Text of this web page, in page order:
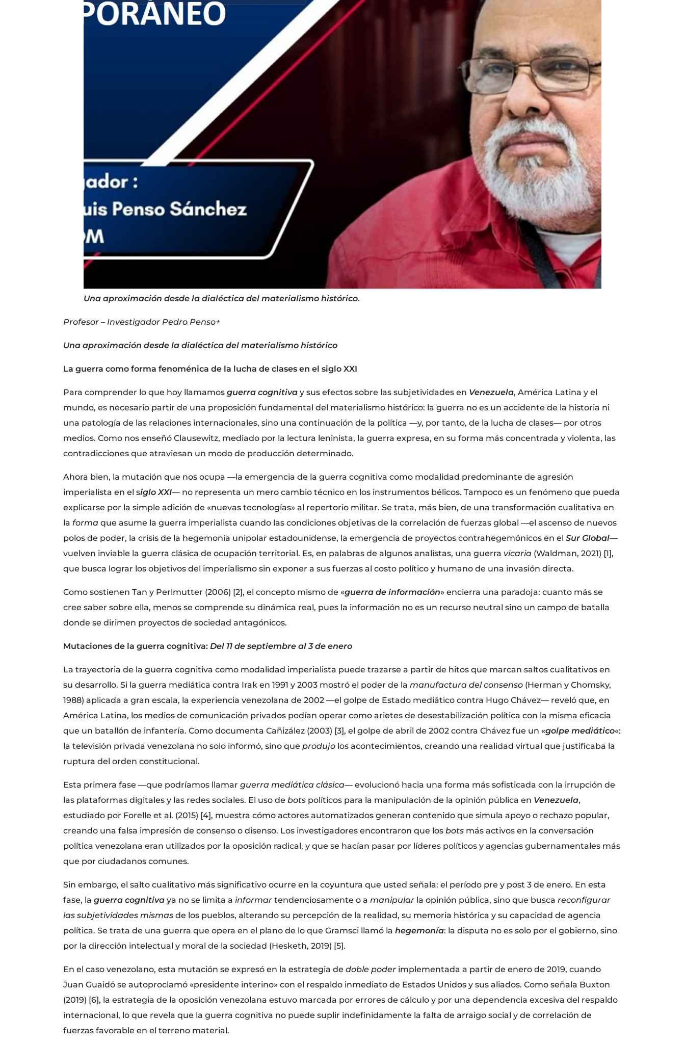
Una aproximación desde la dialéctica del materialismo histórico.
Profesor – Investigador Pedro Penso+
Una aproximación desde la dialéctica del materialismo histórico
La guerra como forma fenoménica de la lucha de clases en el siglo XXI
Para comprender lo que hoy llamamosguerra cognitiva y sus efectos sobre las subjetividades en Venezuela, América Latina y el
mundo, es necesario partir de una proposición fundamental del materialismo histórico: la guerra no es un accidente de la historia ni
una patología de las relaciones internacionales, sino una continuación de la política —y, por tanto, de la lucha de clases— por otros
medios. Como nos enseñó Clausewitz, mediado por la lectura leninista, la guerra expresa, en su forma más concentrada y violenta, las
contradicciones que atraviesan un modo de producción determinado.
Ahora bien, la mutación que nos ocupa —la emergencia de la guerra cognitiva como modalidad predominante de agresión
imperialista en el siglo XXI— no representa un mero cambio técnico en los instrumentos bélicos. Tampoco es un fenómeno que pueda
explicarse por la simple adición de «nuevas tecnologías» al repertorio militar. Se trata, más bien, de una transformación cualitativa en
la forma que asume la guerra imperialista cuando las condiciones objetivas de la correlación de fuerzas global —el ascenso de nuevos
polos de poder, la crisis de la hegemonía unipolar estadounidense, la emergencia de proyectos contrahegemónicos en elSur Global—
vuelven inviable la guerra clásica de ocupación territorial. Es, en palabras de algunos analistas, una guerra vicaria (Waldman, 2021) [1],
que busca lograr los objetivos del imperialismo sin exponer a sus fuerzas al costo político y humano de una invasión directa.
Como sostienen Tan y Perlmutter (2006) [2], el concepto mismo de «guerra de información» encierra una paradoja: cuanto más se
cree saber sobre ella, menos se comprende su dinámica real, pues la información no es un recurso neutral sino un campo de batalla
donde se dirimen proyectos de sociedad antagónicos.
Mutaciones de la guerra cognitiva:Del 11 de septiembre al 3 de enero
La trayectoria de la guerra cognitiva como modalidad imperialista puede trazarse a partir de hitos que marcan saltos cualitativos en
su desarrollo. Si la guerra mediática contra Irak en 1991 y 2003 mostró el poder de lamanufactura del consenso (Herman y Chomsky,
1988) aplicada a gran escala, la experiencia venezolana de 2002 —el golpe de Estado mediático contra Hugo Chávez— reveló que, en
América Latina, los medios de comunicación privados podían operar como arietes de desestabilización política con la misma eficacia
que un batallón de infantería. Como documenta Cañizález (2003) [3], el golpe de abril de 2002 contra Chávez fue un «golpe mediático«:
la televisión privada venezolana no solo informó, sino queprodujo los acontecimientos, creando una realidad virtual que justificaba la
ruptura del orden constitucional.
Esta primera fase —que podríamos llamarguerra mediática clásica— evolucionó hacia una forma más sofisticada con la irrupción de
las plataformas digitales y las redes sociales. El uso debots políticos para la manipulación de la opinión pública en Venezuela,
estudiado por Forelle et al. (2015) [4], muestra cómo actores automatizados generan contenido que simula apoyo o rechazo popular,
creando una falsa impresión de consenso o disenso. Los investigadores encontraron que losbots más activos en la conversación
política venezolana eran utilizados por la oposición radical, y que se hacían pasar por líderes políticos y agencias gubernamentales más
que por ciudadanos comunes.
Sin embargo, el salto cualitativo más significativo ocurre en la coyuntura que usted señala: el período pre y post 3 de enero. En esta
fase, laguerra cognitiva ya no se limita ainformar tendenciosamente o amanipular la opinión pública, sino que buscareconfigurar
las subjetividades mismas de los pueblos, alterando su percepción de la realidad, su memoria histórica y su capacidad de agencia
política. Se trata de una guerra que opera en el plano de lo que Gramsci llamó lahegemonía: la disputa no es solo por el gobierno, sino
por la dirección intelectual y moral de la sociedad (Hesketh, 2019) [5].
En el caso venezolano, esta mutación se expresó en la estrategia dedoble poder implementada a partir de enero de 2019, cuando
Juan Guaidó se autoproclamó «presidente interino» con el respaldo inmediato de Estados Unidos y sus aliados. Como señala Buxton
(2019) [6], la estrategia de la oposición venezolana estuvo marcada por errores de cálculo y por una dependencia excesiva del respaldo
internacional, lo que revela que la guerra cognitiva no puede suplir indefinidamente la falta de arraigo social y de correlación de
fuerzas favorable en el terreno material.